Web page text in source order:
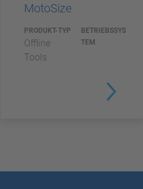
MotoSize
PRODUKT-TYP
Offline
Tools
BETRIEBSSYS
TEM